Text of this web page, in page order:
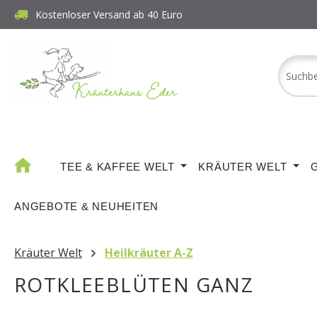
Hauptinhalt springen
Zur Suche springen
Zur Hauptnavigation springen
Kostenloser Versand ab 40 Euro
TEE & KAFFEE WELT KRÄUTER WELT
ANGEBOTE & NEUHEITEN
Kräuter Welt Heilkräuter A-Z
ROTKLEEBLÜTEN GANZ